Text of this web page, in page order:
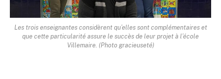
Les trois enseignantes considèrent qu’elles sont complémentaires et
que cette particularité assure le succès de leur projet à l’école
Villemaire. (Photo gracieuseté)